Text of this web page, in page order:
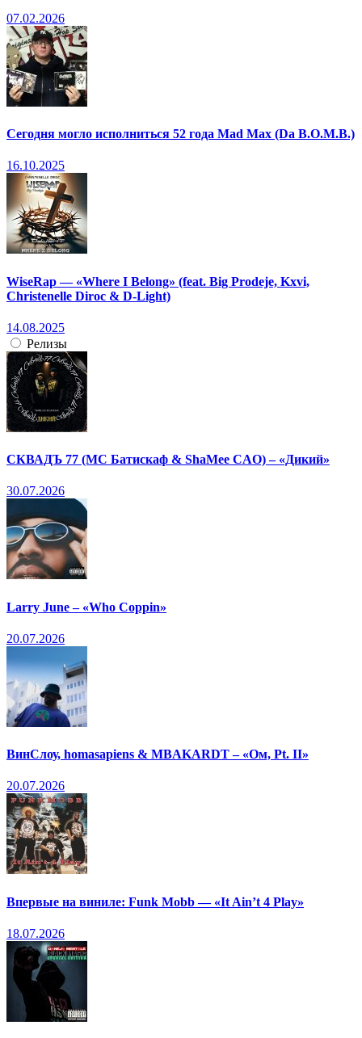
07.02.2026
Сегодня могло исполниться 52 года Mad Max (Da B.O.M.B.)
16.10.2025
WiseRap — «Where I Belong» (feat. Big Prodeje, Kxvi,
Christenelle Diroc & D-Light)
14.08.2025
Релизы
СКВАДЪ 77 (МС Батискаф & ShaMee CAO) – «Дикий»
30.07.2026
Larry June – «Who Coppin»
20.07.2026
ВинСлоу, homasapiens & MBAKARDT – «Ом, Pt. II»
20.07.2026
Впервые на виниле: Funk Mobb — «It Ain’t 4 Play»
18.07.2026